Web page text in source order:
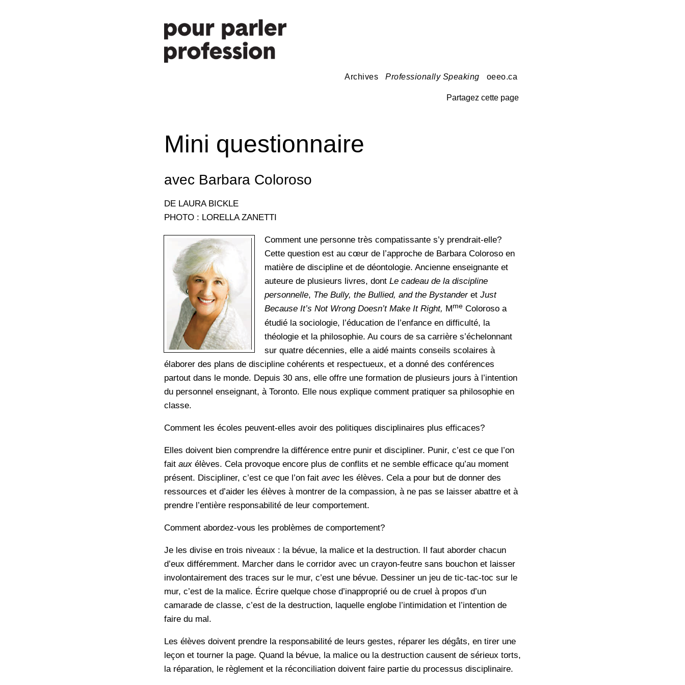
Archives Professionally Speaking oeeo.ca
Partagez cette page
Mini questionnaire
avec Barbara Coloroso
DE LAURA BICKLE
PHOTO : LORELLA ZANETTI
Comment une personne très compatissante s’y prendrait-elle?
Cette question est au cœur de l’approche de Barbara Coloroso en
matière de discipline et de déontologie. Ancienne enseignante et
auteure de plusieurs livres, dont Le cadeau de la discipline
personnelle, The Bully, the Bullied, and the Bystander et Just
Because It’s Not Wrong Doesn’t Make It Right, Mme Coloroso a
étudié la sociologie, l’éducation de l’enfance en difficulté, la
théologie et la philosophie. Au cours de sa carrière s’échelonnant
sur quatre décennies, elle a aidé maints conseils scolaires à
élaborer des plans de discipline cohérents et respectueux, et a donné des conférences
partout dans le monde. Depuis 30 ans, elle offre une formation de plusieurs jours à l’intention
du personnel enseignant, à Toronto. Elle nous explique comment pratiquer sa philosophie en
classe.
Comment les écoles peuvent-elles avoir des politiques disciplinaires plus efficaces?
Elles doivent bien comprendre la différence entre punir et discipliner. Punir, c’est ce que l’on
fait aux élèves. Cela provoque encore plus de conflits et ne semble efficace qu’au moment
présent. Discipliner, c’est ce que l’on fait avec les élèves. Cela a pour but de donner des
ressources et d’aider les élèves à montrer de la compassion, à ne pas se laisser abattre et à
prendre l’entière responsabilité de leur comportement.
Comment abordez-vous les problèmes de comportement?
Je les divise en trois niveaux : la bévue, la malice et la destruction. Il faut aborder chacun
d’eux différemment. Marcher dans le corridor avec un crayon-feutre sans bouchon et laisser
involontairement des traces sur le mur, c’est une bévue. Dessiner un jeu de tic-tac-toc sur le
mur, c’est de la malice. Écrire quelque chose d’inapproprié ou de cruel à propos d’un
camarade de classe, c’est de la destruction, laquelle englobe l’intimidation et l’intention de
faire du mal.
Les élèves doivent prendre la responsabilité de leurs gestes, réparer les dégâts, en tirer une
leçon et tourner la page. Quand la bévue, la malice ou la destruction causent de sérieux torts,
la réparation, le règlement et la réconciliation doivent faire partie du processus disciplinaire.